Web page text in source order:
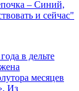
– Синий,
и сейчас"
в дельте
месяцев
Из